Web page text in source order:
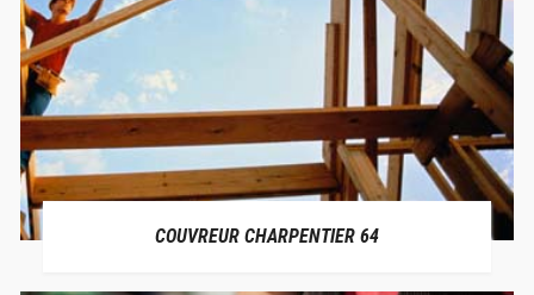
COUVREUR CHARPENTIER 64